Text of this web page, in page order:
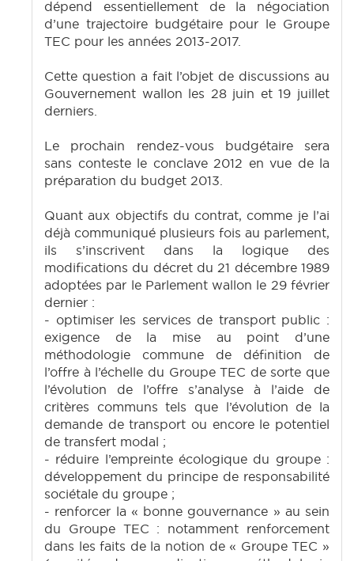
dépend essentiellement de la négociation
d’une trajectoire budgétaire pour le Groupe
TEC pour les années 2013-2017.
Cette question a fait l’objet de discussions au
Gouvernement wallon les 28 juin et 19 juillet
derniers.
Le prochain rendez-vous budgétaire sera
sans conteste le conclave 2012 en vue de la
préparation du budget 2013.
Quant aux objectifs du contrat, comme je l’ai
déjà communiqué plusieurs fois au parlement,
ils s’inscrivent dans la logique des
modifications du décret du 21 décembre 1989
adoptées par le Parlement wallon le 29 février
dernier :
- optimiser les services de transport public :
exigence de la mise au point d’une
méthodologie commune de définition de
l’offre à l’échelle du Groupe TEC de sorte que
l’évolution de l’offre s’analyse à l’aide de
critères communs tels que l’évolution de la
demande de transport ou encore le potentiel
de transfert modal ;
- réduire l’empreinte écologique du groupe :
développement du principe de responsabilité
sociétale du groupe ;
- renforcer la « bonne gouvernance » au sein
du Groupe TEC : notamment renforcement
dans les faits de la notion de « Groupe TEC »